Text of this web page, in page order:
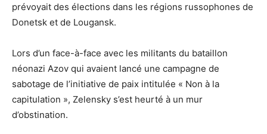
prévoyait des élections dans les régions russophones de
Donetsk et de Lougansk.
Lors d’un face-à-face avec les militants du bataillon
néonazi Azov qui avaient lancé une campagne de
sabotage de l’initiative de paix intitulée « Non à la
capitulation », Zelensky s’est heurté à un mur
d’obstination.